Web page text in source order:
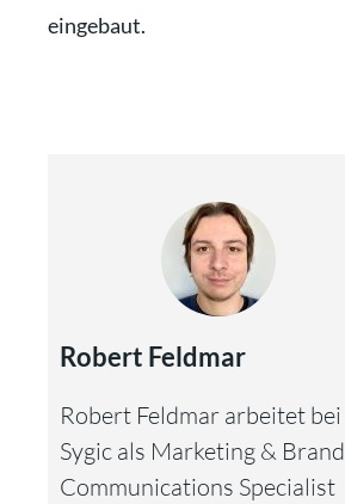
eingebaut.
Robert Feldmar
Robert Feldmar arbeitet bei
Sygic als Marketing & Brand
Communications Specialist